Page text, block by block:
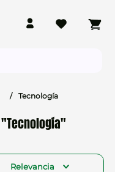
Tecnología
Tecnología
Relevancia